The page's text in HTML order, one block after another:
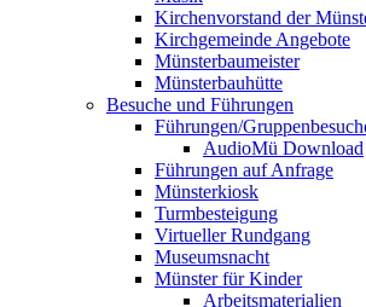
Kirchenvorstand der
Kirchgemeinde Angebote
Münsterbaumeister
Münsterbauhütte
Besuche und Führungen
Führungen/
AudioMü Download
Führungen auf Anfrage
Münsterkiosk
Turmbesteigung
Virtueller Rundgang
Museumsnacht
Münster für Kinder
Arbeitsmaterialien